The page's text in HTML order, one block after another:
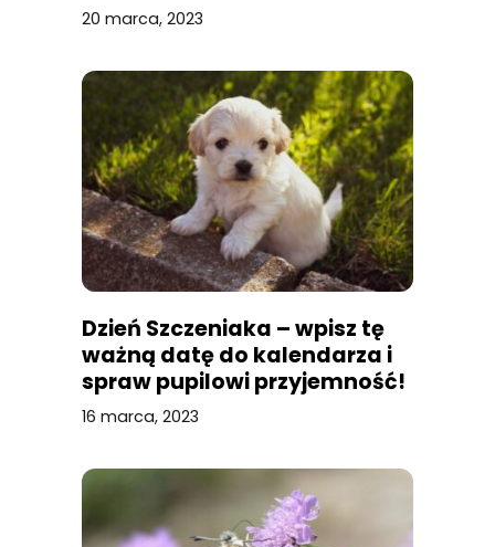
20 marca, 2023
Dzień Szczeniaka – wpisz tę
ważną datę do kalendarza i
spraw pupilowi przyjemność!
16 marca, 2023